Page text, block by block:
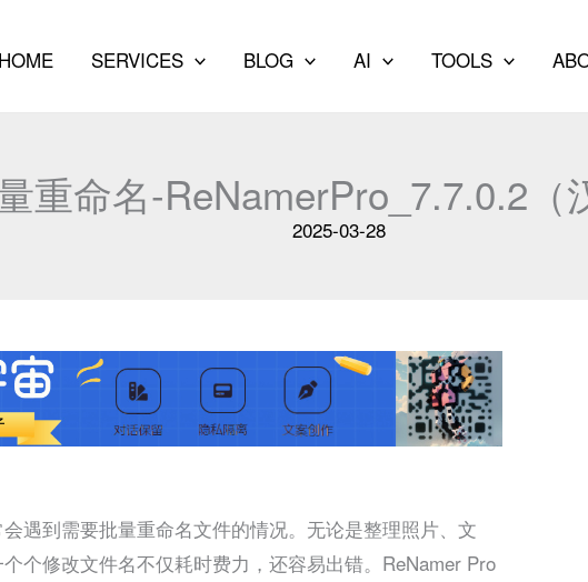
HOME SERVICES BLOG AI TOOLS
重命名-ReNamerPro_7.7.0.2（
2025-03-28
遇到需要批量重命名文件的情况。无论是整理照片、文
个修改文件名不仅耗时费力，还容易出错。ReNamer Pro